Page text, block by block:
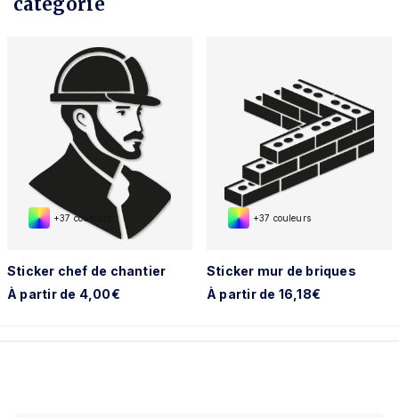
+37 couleurs
Sticker chef de chantier
À partir de 4,00€
+37 couleurs
Sticker mur de briques
À partir de 16,18€